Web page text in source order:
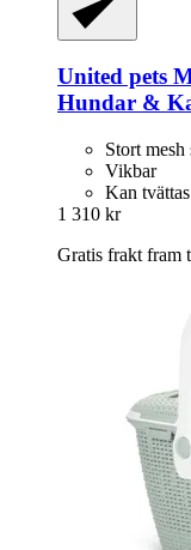
United pets
Hundar &
Stort mesh
Vikbar
Kan tvättas
1 310 kr
Gratis frakt fram